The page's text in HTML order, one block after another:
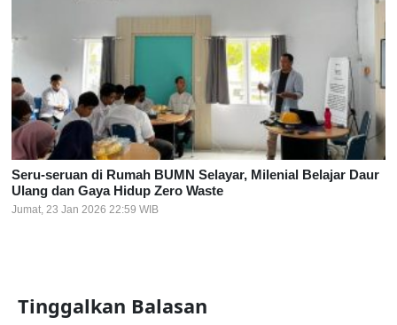
Seru-seruan di Rumah BUMN Selayar, Milenial Belajar Daur
Ulang dan Gaya Hidup Zero Waste
Jumat, 23 Jan 2026 22:59 WIB
Tinggalkan Balasan